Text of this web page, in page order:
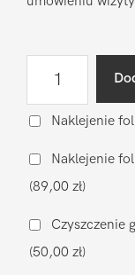
baterii
zamiennik
Motorola
Moto
G42
Naklejenie
Naklejenie
(89,00 zł)
Czyszczenie
(50,00 zł)